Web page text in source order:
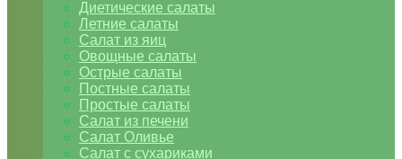
Диетические салаты
Летние салаты
Салат из яиц
Овощные салаты
Острые салаты
Постные салаты
Простые салаты
Салат из печени
Салат Оливье
Салат с сухариками